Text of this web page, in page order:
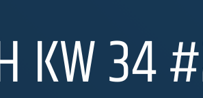
KW 34